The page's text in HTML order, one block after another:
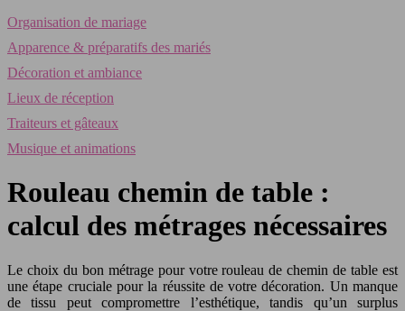
Organisation de mariage
Apparence & préparatifs des mariés
Décoration et ambiance
Lieux de réception
Traiteurs et gâteaux
Musique et animations
Rouleau chemin de table :
calcul des métrages nécessaires
Le choix du bon métrage pour votre rouleau de chemin de table est
une étape cruciale pour la réussite de votre décoration. Un manque
de tissu peut compromettre l’esthétique, tandis qu’un surplus